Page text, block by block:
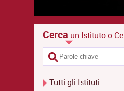
Cerca un Istituto o
Tutti gli Istituti